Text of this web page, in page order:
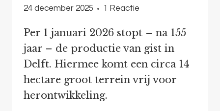
24 december 2025 1 Reactie
Per 1 januari 2026 stopt – na 155
jaar – de productie van gist in
Delft. Hiermee komt een circa 14
hectare groot terrein vrij voor
herontwikkeling.